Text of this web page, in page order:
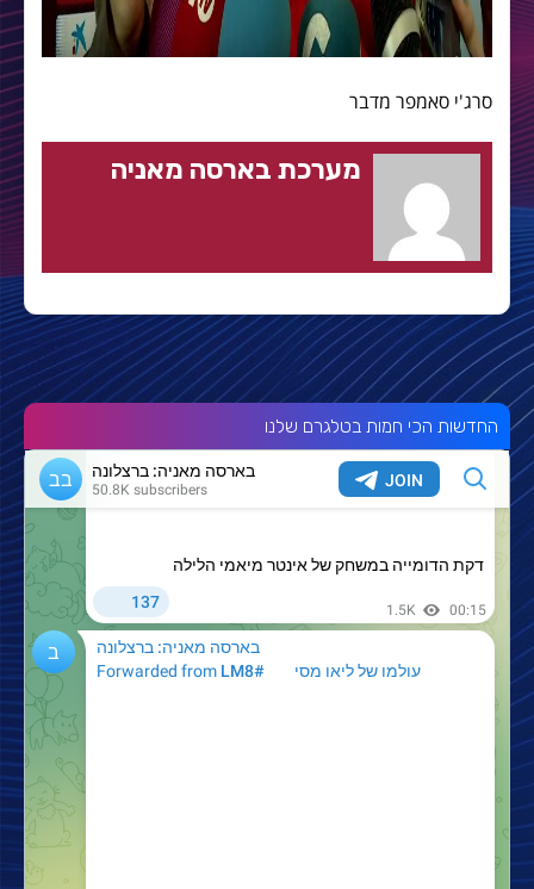
סרג'י סאמפר מדבר
מערכת בארסה מאניה
החדשות הכי חמות בטלגרם שלנו